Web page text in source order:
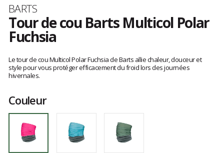
Marque
BARTS
Tour de cou Barts Multicol Polar
Fuchsia
avis
clients
Le tour de cou Multicol Polar Fuchsia de Barts allie chaleur, douceur et
style pour vous protéger efficacement du froid lors des journées
hivernales.
Couleur